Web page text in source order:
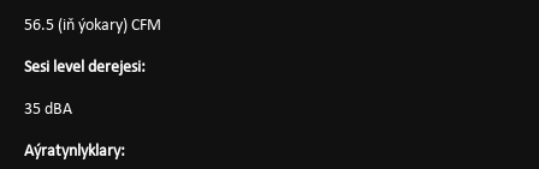
56.5 (iň ýokary) CFM
Sesi level derejesi:
35 dBA
Aýratynlyklary: